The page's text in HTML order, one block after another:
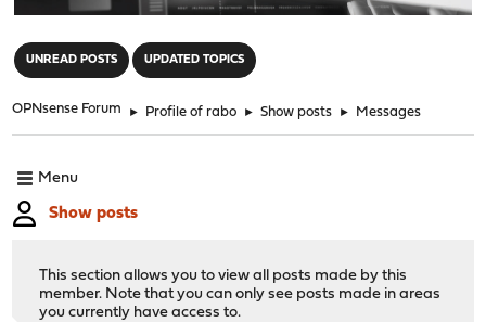
UNREAD POSTS UPDATED TOPICS
OPNsense Forum ► Profile of rabo ► Show posts ► Messages
Menu
Show posts
This section allows you to view all posts made by this
member. Note that you can only see posts made in areas
you currently have access to.